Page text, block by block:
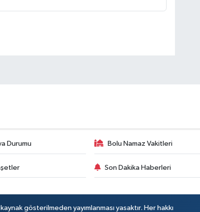
Durumu Bolu Namaz Vakitleri
Son Dakika Haberleri
gösterilmeden yayımlanması yasaktır. Her hakkı